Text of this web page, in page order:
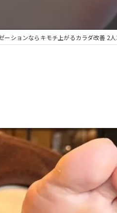
ーションならキモチ上がるカラダ改善 2